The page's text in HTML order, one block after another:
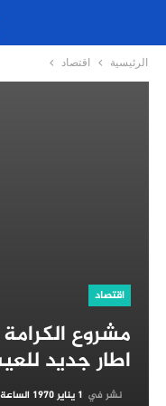
الرئيسية اقتصاد
اقتصاد
مشروع
اطار جديد
نشر في 1 يناير 1970 الساعة 12 و 00 دقيقة